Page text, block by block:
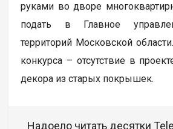
руками во дворе
подать в Главное
территорий Московской
конкурса – отсутствие в
декора из старых покрышек.
Надоело читать десятки